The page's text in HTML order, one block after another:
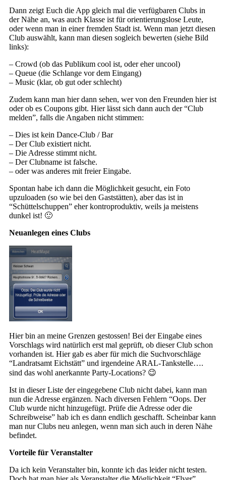
Dann zeigt Euch die App gleich mal die verfügbaren Clubs in
der Nähe an, was auch Klasse ist für orientierungslose Leute,
oder wenn man in einer fremden Stadt ist. Wenn man jetzt diesen
Club auswählt, kann man diesen sogleich bewerten (siehe Bild
links):
– Crowd (ob das Publikum cool ist, oder eher uncool)
– Queue (die Schlange vor dem Eingang)
– Music (klar, ob gut oder schlecht)
Zudem kann man hier dann sehen, wer von den Freunden hier ist
oder ob es Coupons gibt. Hier lässt sich dann auch der “Club
melden”, falls die Angaben nicht stimmen:
– Dies ist kein Dance-Club / Bar
– Der Club existiert nicht.
– Die Adresse stimmt nicht.
– Der Clubname ist falsche.
– oder was anderes mit freier Eingabe.
Spontan habe ich dann die Möglichkeit gesucht, ein Foto
upzuloaden (so wie bei den Gaststätten), aber das ist in
“Schüttelschuppen” eher kontroproduktiv, weils ja meistens
dunkel ist! 🙂
Neuanlegen eines Clubs
Hier bin an meine Grenzen gestossen! Bei der Eingabe eines
Vorschlags wird natürlich erst mal geprüft, ob dieser Club schon
vorhanden ist. Hier gab es aber für mich die Suchvorschläge
“Landratsamt Eichstätt” und irgendeine ARAL-Tankstelle….
sind das wohl anerkannte Party-Locations? 😉
Ist in dieser Liste der eingegebene Club nicht dabei, kann man
nun die Adresse ergänzen. Nach diversen Fehlern “Oops. Der
Club wurde nicht hinzugefügt. Prüfe die Adresse oder die
Schreibweise” hab ich es dann endlich geschafft. Scheinbar kann
man nur Clubs neu anlegen, wenn man sich auch in deren Nähe
befindet.
Vorteile für Veranstalter
Da ich kein Veranstalter bin, konnte ich das leider nicht testen.